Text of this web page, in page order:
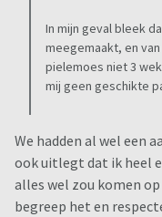
In mijn geval bleek
meegemaakt, en
pielemoes niet 3
mij geen geschikte
We hadden al wel een
ook uitlegt dat ik heel
alles wel zou komen
begreep het en